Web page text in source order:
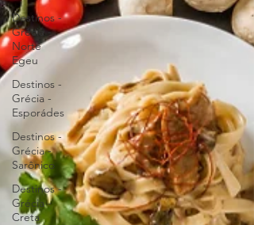
Destinos -
Grécia -
Norte
Egeu
Destinos -
Grécia -
Esporádes
Destinos -
Grécia -
Sarônico
Destinos -
Grécia -
Creta